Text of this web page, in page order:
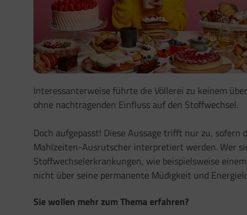
Interessanterweise führte die Völlerei zu keinem
ohne nachtragenden Einfluss auf den Stoffwechsel.
Doch aufgepasst! Diese Aussage trifft nur zu,
Mahlzeiten-Ausrutscher interpretiert werden. Wer
Stoffwechselerkrankungen, wie beispielsweise
nicht über seine permanente Müdigkeit und
Sie wollen mehr zum Thema erfahren?